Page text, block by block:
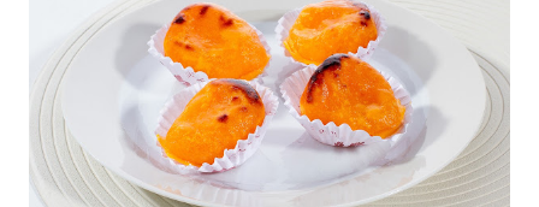
ao público, 30 anos depois. No séc. XVII saiu desta cozinha,
por exemplo, o banquete de casamento de D.João IV com
D.Luísa de Gusmão, que António de Oliveira de Cadornega
nos descreve na sua obra "Descrição de Vila Viçosa". A dieta
"Nobre" era composta essencialmente por carne , muita
carne, pouco peixe e poucos legumes. Em 1524, n...